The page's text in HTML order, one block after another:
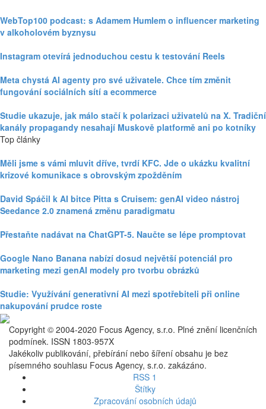
WebTop100 podcast: s Adamem Humlem o influencer marketing
v alkoholovém byznysu
Instagram otevírá jednoduchou cestu k testování Reels
Meta chystá AI agenty pro své uživatele. Chce tím změnit
fungování sociálních sítí a ecommerce
Studie ukazuje, jak málo stačí k polarizaci uživatelů na X. Tradiční
kanály propagandy nesahají Muskově platformě ani po kotníky
Top články
Měli jsme s vámi mluvit dříve, tvrdí KFC. Jde o ukázku kvalitní
krizové komunikace s obrovským zpožděním
David Spáčil k AI bitce Pitta s Cruisem: genAI video nástroj
Seedance 2.0 znamená změnu paradigmatu
Přestaňte nadávat na ChatGPT-5. Naučte se lépe promptovat
Google Nano Banana nabízí dosud největší potenciál pro
marketing mezi genAI modely pro tvorbu obrázků
Studie: Využívání generativní AI mezi spotřebiteli při online
nakupování prudce roste
Copyright © 2004-2020 Focus Agency, s.r.o. Plné znění licenčních
podmínek. ISSN 1803-957X
Jakékoliv publikování, přebírání nebo šíření obsahu je bez
písemného souhlasu Focus Agency, s.r.o. zakázáno.
RSS 1
Štítky
Zpracování osobních údajů